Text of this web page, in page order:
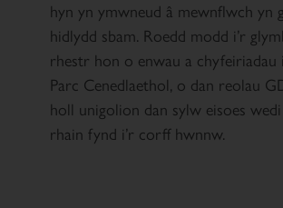
hyn yn ymwneud â mewnflwch yn
hidlydd sbam. Roedd modd i’r
rhestr hon o enwau a
Parc Cenedlaethol, o dan reolau
holl unigolion dan sylw eisoes wedi
rhain fynd i’r corff hwnnw.